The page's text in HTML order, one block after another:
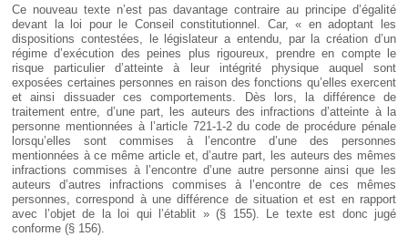
Ce nouveau texte n’est pas davantage contraire au principe d’égalité
devant la loi pour le Conseil constitutionnel. Car, « en adoptant les
dispositions contestées, le législateur a entendu, par la création d’un
régime d’exécution des peines plus rigoureux, prendre en compte le
risque particulier d’atteinte à leur intégrité physique auquel sont
exposées certaines personnes en raison des fonctions qu’elles exercent
et ainsi dissuader ces comportements. Dès lors, la différence de
traitement entre, d’une part, les auteurs des infractions d’atteinte à la
personne mentionnées à l’article 721-1-2 du code de procédure pénale
lorsqu’elles sont commises à l’encontre d’une des personnes
mentionnées à ce même article et, d’autre part, les auteurs des mêmes
infractions commises à l’encontre d’une autre personne ainsi que les
auteurs d’autres infractions commises à l’encontre de ces mêmes
personnes, correspond à une différence de situation et est en rapport
avec l’objet de la loi qui l’établit » (§ 155). Le texte est donc jugé
conforme (§ 156).